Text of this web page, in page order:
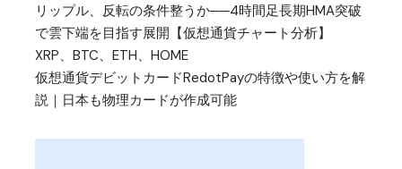
リップル、反転の条件整うか──4時間足長期HMA突破
で雲下端を目指す展開【仮想通貨チャート分析】
XRP、BTC、ETH、HOME
仮想通貨デビットカードRedotPayの特徴や使い方を解
説｜日本も物理カードが作成可能